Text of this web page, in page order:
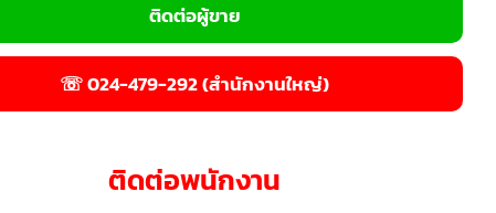
ติดต่อผู้ขาย
☏ 024-479-292 (สำนักงานใหญ่)
ติดต่อพนักงาน